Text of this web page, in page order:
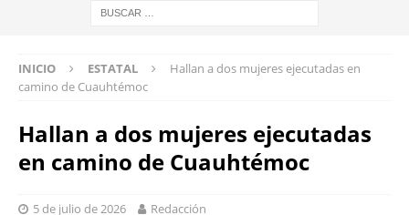
INICIO ESTATAL
Hallan a dos mujeres ejecutadas en
camino de Cuauhtémoc
Hallan a dos mujeres ejecutadas
en camino de Cuauhtémoc
5 de julio de 2026 Redacción